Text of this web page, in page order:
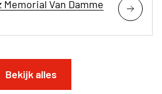
Memorial Van Damme
Bekijk alles